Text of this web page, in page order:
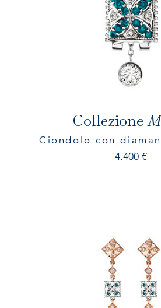
Collezione
Ciondolo con
4.400 €